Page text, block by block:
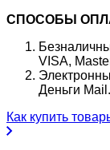
СПОСОБЫ
VISA,
Деньги
Как купить